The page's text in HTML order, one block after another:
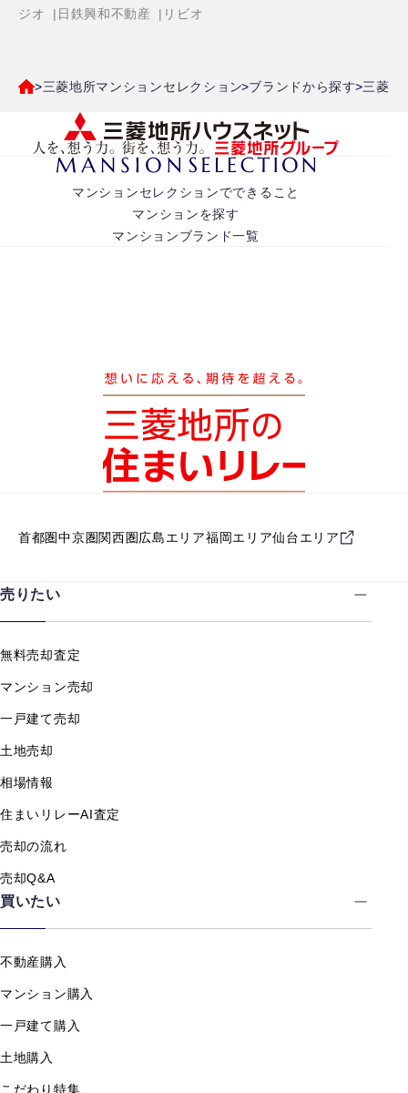
ジオ
日鉄興和不動産 リビオ
三菱地所マンションセレクション ブランドから探す 三菱地
マンションセレクションでできること
マンションを探す
マンションブランド一覧
首都圏中京圏関西圏広島エリア福岡エリア仙台エリア
売りたい
無料売却査定
マンション売却
一戸建て売却
土地売却
相場情報
住まいリレーAI査定
売却の流れ
売却Q&A
買いたい
不動産購入
マンション購入
一戸建て購入
土地購入
こだわり特集